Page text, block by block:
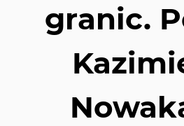
granic.